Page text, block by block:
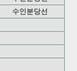
수인분당선